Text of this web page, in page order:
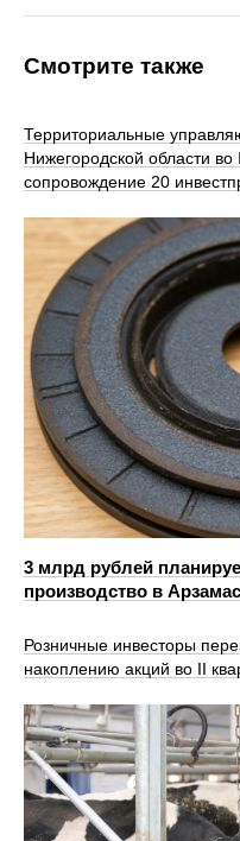
Смотрите также
Территориальные
Нижегородской области во
сопровождение 20
3 млрд рублей
производство в
Розничные инвесторы
накоплению акций во II